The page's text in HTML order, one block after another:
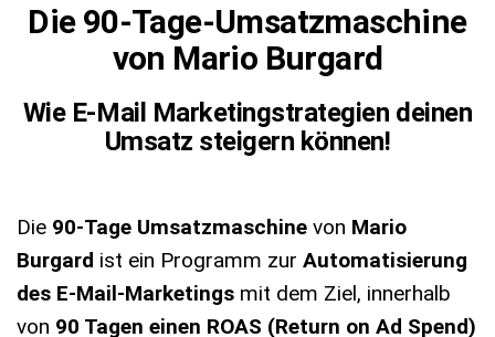
Die 90-Tage-Umsatzmaschine
von Mario Burgard
Wie E-Mail Marketingstrategien deinen
Umsatz steigern können!
Die 90-Tage Umsatzmaschine von Mario
Burgard ist ein Programm zur Automatisierung
des E-Mail-Marketings mit dem Ziel, innerhalb
von 90 Tagen einen ROAS (Return on Ad Spend)